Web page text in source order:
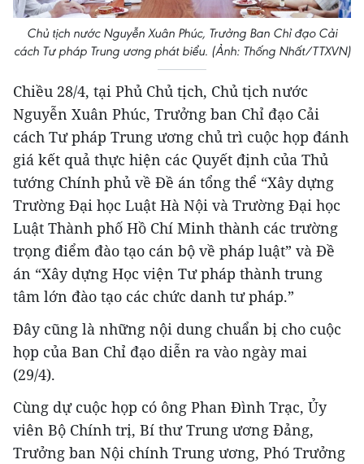
Chủ tịch nước Nguyễn Xuân Phúc, Trưởng Ban Chỉ đạo Cải
cách Tư pháp Trung ương phát biểu. (Ảnh: Thống Nhất/TTXVN)
Chiều 28/4, tại Phủ Chủ tịch, Chủ tịch nước
Nguyễn Xuân Phúc, Trưởng ban Chỉ đạo Cải
cách Tư pháp Trung ương chủ trì cuộc họp đánh
giá kết quả thực hiện các Quyết định của Thủ
tướng Chính phủ về Đề án tổng thể “Xây dựng
Trường Đại học Luật Hà Nội và Trường Đại học
Luật Thành phố Hồ Chí Minh thành các trường
trọng điểm đào tạo cán bộ về pháp luật” và Đề
án “Xây dựng Học viện Tư pháp thành trung
tâm lớn đào tạo các chức danh tư pháp.”
Đây cũng là những nội dung chuẩn bị cho cuộc
họp của Ban Chỉ đạo diễn ra vào ngày mai
(29/4).
Cùng dự cuộc họp có ông Phan Đình Trạc, Ủy
viên Bộ Chính trị, Bí thư Trung ương Đảng,
Trưởng ban Nội chính Trung ương, Phó Trưởng